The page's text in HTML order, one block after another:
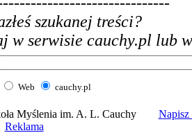
szukanej treści?
w serwisie cauchy.pl lub
Web cauchy.pl
Myślenia im. A. L. Cauchy
Reklama